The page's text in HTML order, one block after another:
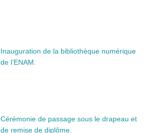
Inauguration de la bibliothèque numérique
de l’ENAM.
Cérémonie de passage sous le drapeau et
de remise de diplôme.